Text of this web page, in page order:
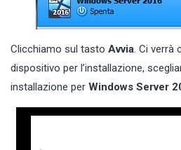
Clicchiamo sul tasto Avvia . Ci
dispositivo per l’installazione,
installazione per Windows Server